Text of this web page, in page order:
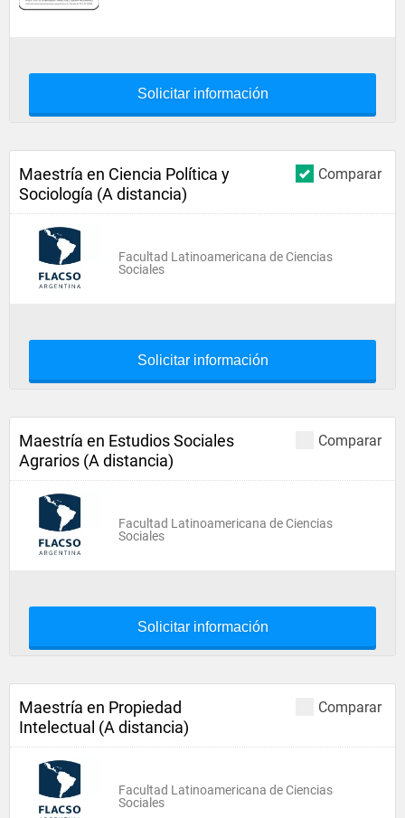
Solicitar información
Comparar
Maestría en Ciencia Política y
Sociología (A distancia)
Facultad Latinoamericana de Ciencias
Sociales
Solicitar información
Comparar
Maestría en Estudios Sociales
Agrarios (A distancia)
Facultad Latinoamericana de Ciencias
Sociales
Solicitar información
Comparar
Maestría en Propiedad
Intelectual (A distancia)
Facultad Latinoamericana de Ciencias
Sociales